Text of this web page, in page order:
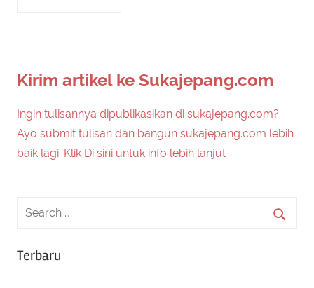
Kirim artikel ke Sukajepang.com
Ingin tulisannya dipublikasikan di sukajepang.com?
Ayo submit tulisan dan bangun sukajepang.com lebih
baik lagi. Klik Di sini untuk info lebih lanjut
Terbaru